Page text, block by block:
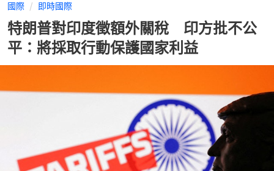
國際 即時國際
特朗普對印度徵額外關稅 印方批不公
平：將採取行動保護國家利益